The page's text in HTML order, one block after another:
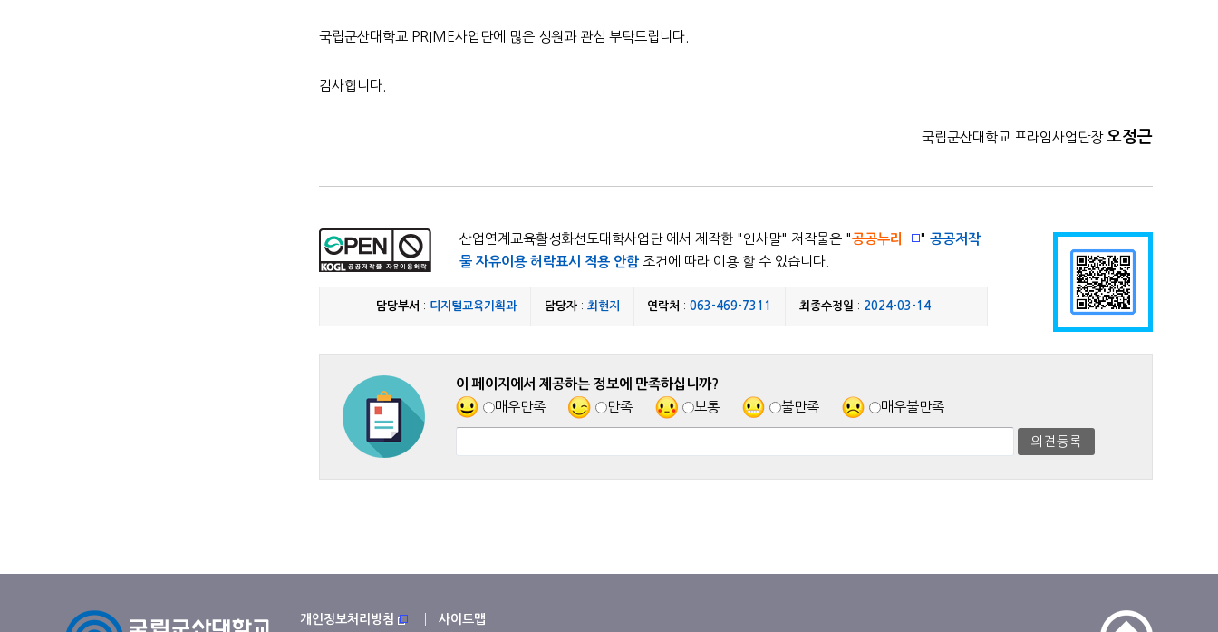
국립군산대학교 PRIME사업단에 많은 성원과 관심 부탁드립니다.
감사합니다.
국립군산대학교 프라임사업단장 오정근
산업연계교육활성화선도대학사업단 에서 제작한 " 인사말" 저작물은 "공공누리 " 공공저작
물 자유이용 허락표시 적용 안함조건에 따라 이용 할 수 있습니다.
담당부서 : 디지털교육기획과 담당자: 최현지 연락처 :063-469-7311 최종수정일 : 2024-03-14
이 페이지에서 제공하는 정보에 만족하십니까?
매우만족
만족 보통 불만족 매우불만족
개인정보처리방침 사이트맵